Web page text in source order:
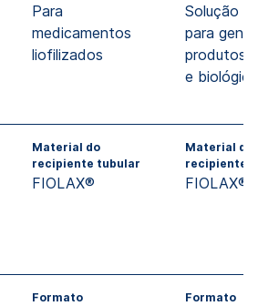
Para
medicamentos
liofilizados
Solução
para
produtos
e
Material do
recipiente tubular
FIOLAX®
Material do
recipiente
FIOLAX®
Formato Formato